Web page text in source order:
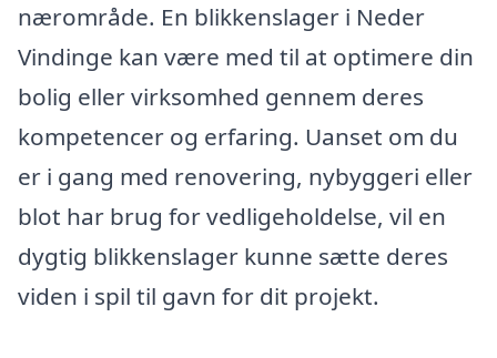
nærområde. En blikkenslager i Neder
Vindinge kan være med til at optimere din
bolig eller virksomhed gennem deres
kompetencer og erfaring. Uanset om du
er i gang med renovering, nybyggeri eller
blot har brug for vedligeholdelse, vil en
dygtig blikkenslager kunne sætte deres
viden i spil til gavn for dit projekt.